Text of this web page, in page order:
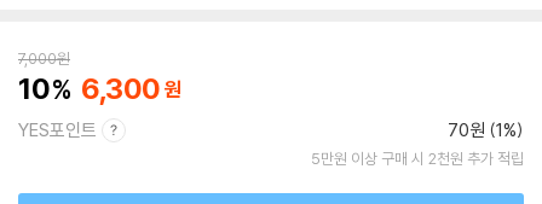
7,000원
10 6,300
YES포인트 70원 (1%)
5만원 이상 구매 시 2천원 추가 적립